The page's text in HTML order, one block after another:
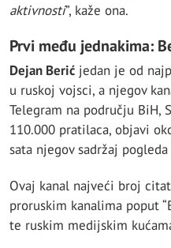
aktivnosti”, kaže ona.
Prvi među jednakima:
Dejan Berić jedan je od
u ruskoj vojsci, a njegov
Telegram na području BiH,
110.000 pratilaca, objavi
sata njegov sadržaj
Ovaj kanal najveći broj
proruskim kanalima poput
te ruskim medijskim